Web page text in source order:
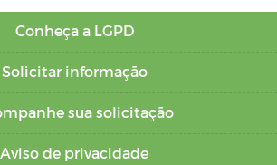
Conheça a LGPD
Solicitar informação
sua solicitação
Aviso de privacidade